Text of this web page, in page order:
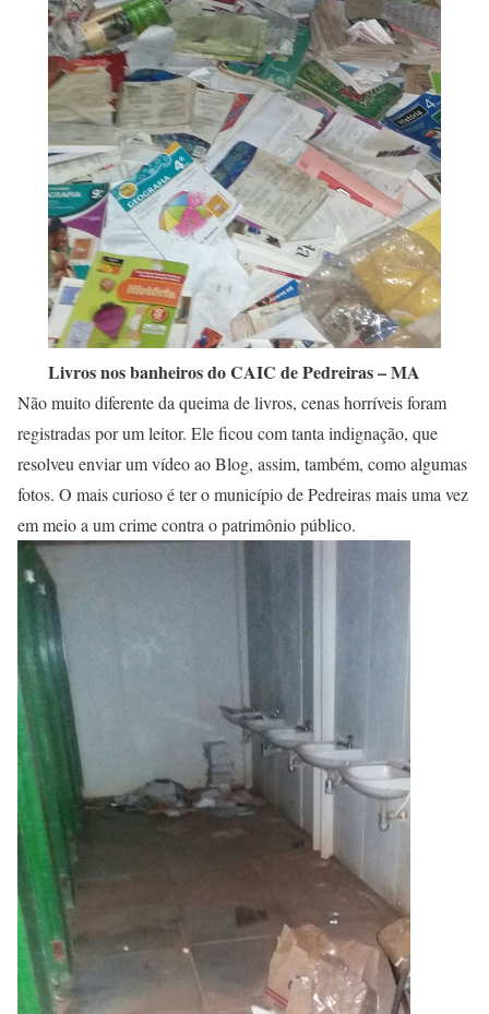
Livros nos banheiros do CAIC de Pedreiras – MA
Não muito diferente da queima de livros, cenas horríveis foram
registradas por um leitor. Ele ficou com tanta indignação, que
resolveu enviar um vídeo ao Blog, assim, também, como algumas
fotos. O mais curioso é ter o município de Pedreiras mais uma vez
em meio a um crime contra o patrimônio público.